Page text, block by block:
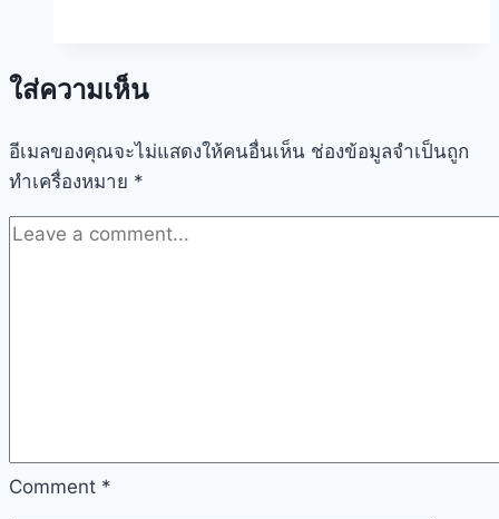
ข่าว
–
2557
ใส่ความเห็น
อีเมลของคุณจะไม่แสดงให้คนอื่นเห็น ช่องข้อมูลจำเป็นถูก
ทำเครื่องหมาย *
Comment *